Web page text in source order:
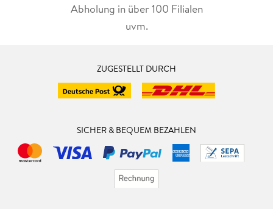
Abholung in über 100 Filialen
uvm.
ZUGESTELLT DURCH
SICHER & BEQUEM BEZAHLEN